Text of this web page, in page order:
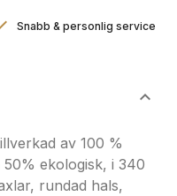
Snabb & personlig service
av 100 %
ekologisk, i 340
rundad hals,